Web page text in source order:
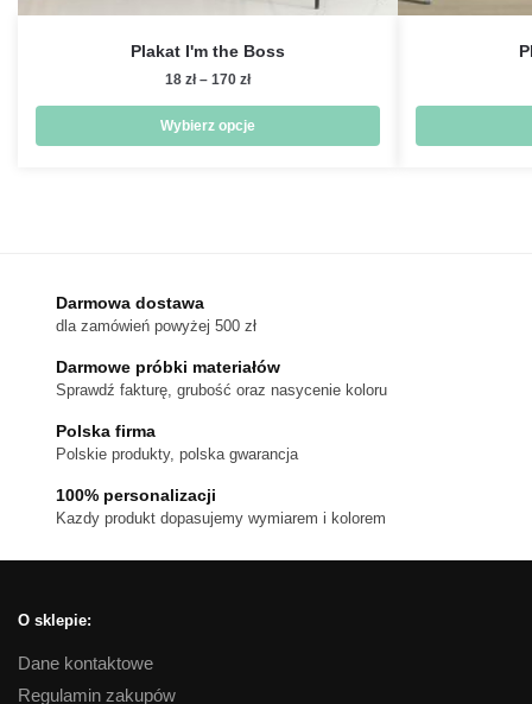
Plakat I'm the Boss
18 zł – 170 złZakres
od
18 zł
Wybierz opcje
można
wybrać
na
produktu
Darmowa dostawa
dla zamówień powyżej 500 zł
Darmowe próbki materiałów
Sprawdź fakturę, grubość oraz nasycenie koloru
Polska firma
Polskie produkty, polska gwarancja
100% personalizacji
Kazdy produkt dopasujemy wymiarem i kolorem
O sklepie:
Dane kontaktowe
Regulamin zakupów